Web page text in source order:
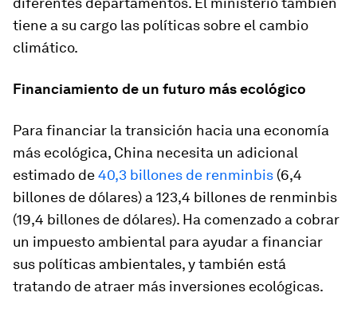
tiene a su cargo las políticas sobre el cambio
climático.
Financiamiento de un futuro más ecológico
Para financiar la transición hacia una economía
más ecológica, China necesita un adicional
estimado de40,3 billones de renminbis (6,4
billones de dólares) a 123,4 billones de renminbis
(19,4 billones de dólares). Ha comenzado a cobrar
un impuesto ambiental para ayudar a financiar
sus políticas ambientales, y también está
tratando de atraer más inversiones ecológicas.